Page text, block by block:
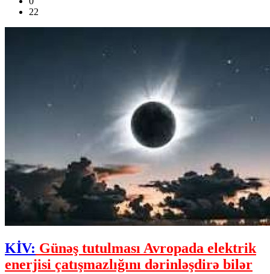
22
KİV: Günəş tutulması Avropada elektrik
enerjisi çatışmazlığını dərinləşdirə bilər